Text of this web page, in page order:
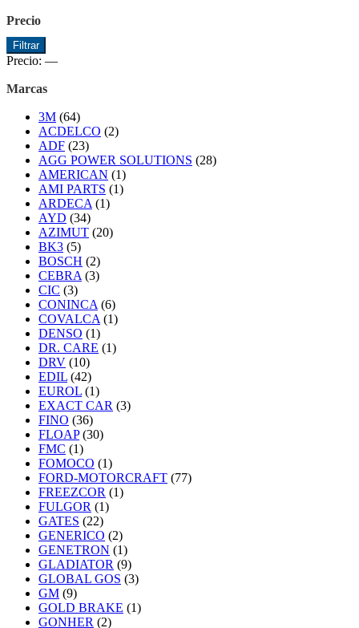
Precio
Precio
mínimo
Precio
máximo
Filtrar
Precio: —
Marcas
3M (64)
ACDELCO (2)
ADF (23)
AGG POWER SOLUTIONS (28)
AMERICAN (1)
AMI PARTS (1)
ARDECA (1)
AYD (34)
AZIMUT (20)
BK3 (5)
BOSCH (2)
CEBRA (3)
CIC (3)
CONINCA (6)
COVALCA (1)
DENSO (1)
DR. CARE (1)
DRV (10)
EDIL (42)
EUROL (1)
EXACT CAR (3)
FINO (36)
FLOAP (30)
FMC (1)
FOMOCO (1)
FORD-MOTORCRAFT (77)
FREEZCOR (1)
FULGOR (1)
GATES (22)
GENERICO (2)
GENETRON (1)
GLADIATOR (9)
GLOBAL GOS (3)
GM (9)
GOLD BRAKE (1)
GONHER (2)